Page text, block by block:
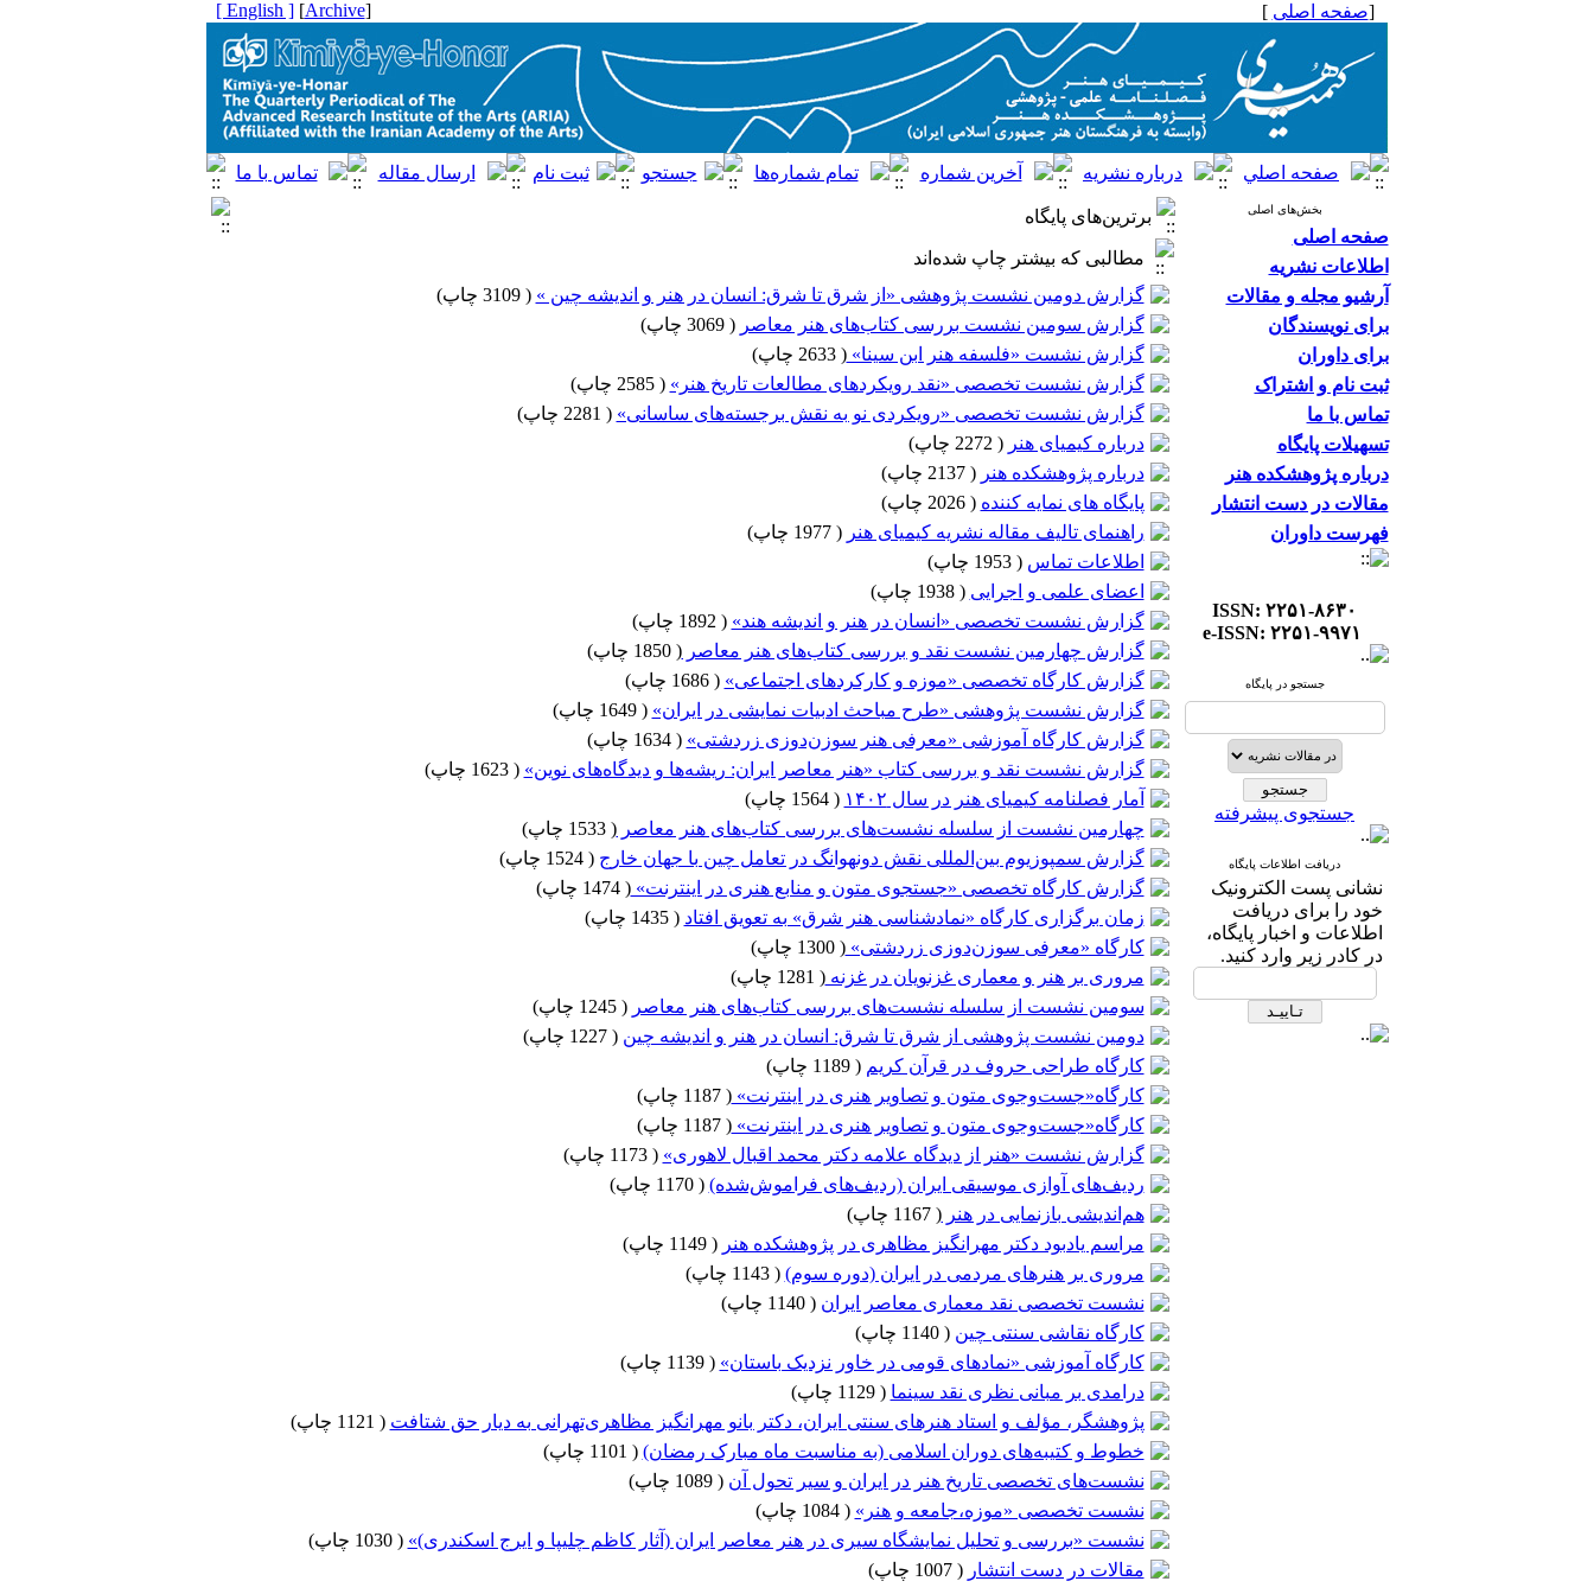
[صفحه اصلی ]
[
Archive
]
[ English ]
بخش‌های اصلی
صفحه اصلی
اطلاعات نشریه
آرشیو مجله و مقالات
برای نویسندگان
برای داوران
ثبت نام و اشتراک
تماس با ما
تسهیلات پایگاه
درباره پژوهشکده هنر
مقالات در دست انتشار
فهرست داوران
ISSN: ۲۲۵۱-۸۶۳۰
e-ISSN: ۲۲۵۱-۹۹۷۱
جستجو در پایگاه
جستجوی پیشرفته
دریافت اطلاعات پایگاه
نشانی پست الکترونیک
خود را برای دریافت
اطلاعات و اخبار پایگاه،
در کادر زیر وارد کنید.
برترین‌های پایگاه
مطالبی که بیشتر چاپ شده‌اند
گزارش دومین نشست پژوهشی «از شرق تا شرق: انسان در هنر و اندیشه چین » ( 3109 چاپ
)
گزارش سومین نشست بررسی کتاب‌های هنر معاصر ( 3069 چاپ
)
گزارش نشست «فلسفه هنر ابن سینا»( 2633 چاپ
)
گزارش نشست تخصصی «نقد رویکردهای مطالعات تاریخ هنر» ( 2585 چاپ
)
گزارش نشست تخصصی «رویکردی نو به نقش برجسته‌های ساسانی» (
)
درباره کیمیای هنر (
)
درباره پژوهشکده هنر ( 2137 چاپ
)
پایگاه های نمایه کننده ( 2026 چاپ
)
راهنمای تالیف مقاله نشریه کیمیای هنر ( 1977 چاپ
)
اطلاعات تماس ( 1953 چاپ
)
اعضای علمی و اجرایی ( 1938 چاپ
)
گزارش نشست تخصصی «انسان در هنر و اندیشه هند» (
)
گزارش چهارمین نشست نقد و بررسی کتاب‌های هنر معاصر( 1850 چاپ
)
گزارش کارگاه تخصصی «موزه و کارکردهای اجتماعی» ( 1686 چاپ
)
گزارش نشست پژوهشی «طرح مباحث ادبیات نمایشی در ایران» ( 1649 چاپ
)
گزارش کارگاه آموزشی «معرفی هنر سوزن‌دوزی زردشتی» ( 1634 چاپ
)
گزارش نشست نقد و بررسی کتاب «هنر معاصر ایران: ریشه‌ها و دیدگاه‌های نوین» ( 1623 چاپ
)
آمار فصلنامه کیمیای هنر در سال ۱۴۰۲
( 1564 چاپ
)
چهارمین نشست از سلسله نشست‌های بررسی کتاب‌های هنر معاصر( 1533 چاپ
)
گزارش سمپوزیوم بین‌المللی نقش دونهوانگ در تعامل چین با جهان خارج ( 1524 چاپ
)
گزارش کارگاه تخصصی «جستجوی متون و منابع هنری در اینترنت»( 1474 چاپ
)
زمان برگزاری کارگاه «نماد‌شناسی هنر شرق» به تعویق افتاد ( 1435 چاپ
)
کارگاه «معرفی سوزن‌دوزی زردشتی»( 1300 چاپ
)
مروری بر هنر و معماری غزنویان در غزنه(
)
سومین نشست از سلسله نشست‌های بررسی کتاب‌های هنر معاصر ( 1245 چاپ
)
دومین ​نشست پژوهشی از شرق تا شرق: انسان در هنر و اندیشه چین ( 1227 چاپ
)
کارگاه طراحی حروف در قرآن کریم ( 1189 چاپ
)
کارگاه«جست‌و‌جوی متون و تصاویر هنری در اینترنت»( 1187 چاپ
)
کارگاه«جست‌و‌جوی متون و تصاویر هنری در اینترنت»( 1187 چاپ
)
گزارش نشست «هنر از دیدگاه علامه دکتر محمد اقبال لاهوری» ( 1173 چاپ
)
ردیف‌های آوازی موسیقی ایران (ردیف‌های فراموش‌شده) ( 1170 چاپ
)
هم‌اندیشی بازنمایی در هنر( 1167 چاپ
)
مراسم یادبود دکتر مهرانگیز مظاهری در پژوهشکده هنر ( 1149 چاپ
)
مروری بر هنرهای مردمی در ایران (دوره سوم) ( 1143 چاپ
)
نشست تخصصی نقد معماری معاصر ایران ( 1140 چاپ
)
کارگاه نقاشی سنتی چین ( 1140 چاپ
)
کارگاه آموزشی «نماد​های قومی در خاور نزدیک باستان» ( 1139 چاپ
)
درامدی بر مبانی نظری نقد سینما ( 1129 چاپ
)
پژوهشگر، مؤلف و استاد هنرهای سنتی ایران، دکتر بانو مهرانگیز مظاهری‌تهرانی به دیار حق شتافت (
)
خطوط و کتیبه‌های دوران اسلامی (به مناسبت ماه مبارک رمضان) (
)
نشست‌های تخصصی تاریخ هنر در ایران و سیر تحول آن ( 1089 چاپ
)
نشست تخصصی «موزه،‌جامعه و هنر» ( 1084 چاپ
)
نشست «بررسی و تحلیل نمایشگاه سیری در هنر معاصر ایران (آثار کاظم چلیپا و ایرج اسکندری)» ( 1030 چاپ
)
مقالات در دست انتشار ( 1007 چاپ )